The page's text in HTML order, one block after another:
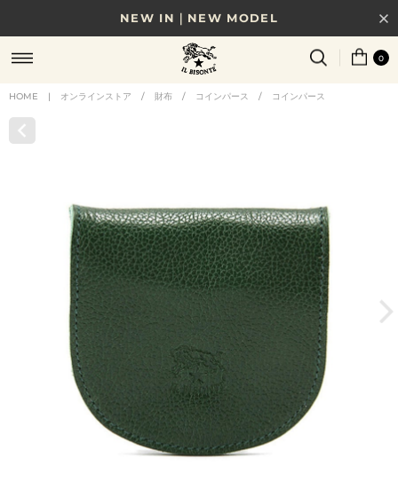
NEW IN｜NEW MODEL
8/17(月)10時まで｜税込11,000円以上で送料無料
贈る相手やシーンから選べる、新しいギフトガイド
0
HOME | オンラインストア / 財布 / コインパース / コインパース